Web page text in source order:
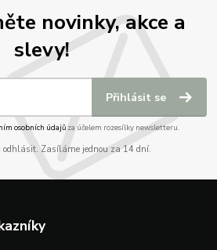
novinky, akce a
slevy!
Přihlásit se
osobních údajůza účelem rozesílky newsletteru.
odhlásit. Zasíláme jednou za 14 dní.